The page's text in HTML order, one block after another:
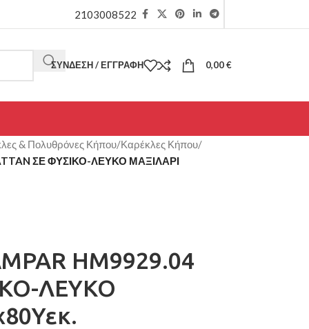
2103008522
ΣΎΝΔΕΣΗ / ΕΓΓΡΑΦΉ 0,00€
& Πολυθρόνες Κήπου/Καρέκλες Κήπου/
ΣΕ ΦΥΣΙΚΟ-ΛΕΥΚΟ ΜΑΞΙΛΑΡΙ
HM9929.04
ΛΕΥΚΟ